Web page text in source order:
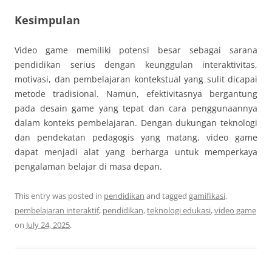
Kesimpulan
Video game memiliki potensi besar sebagai sarana
pendidikan serius dengan keunggulan interaktivitas,
motivasi, dan pembelajaran kontekstual yang sulit dicapai
metode tradisional. Namun, efektivitasnya bergantung
pada desain game yang tepat dan cara penggunaannya
dalam konteks pembelajaran. Dengan dukungan teknologi
dan pendekatan pedagogis yang matang, video game
dapat menjadi alat yang berharga untuk memperkaya
pengalaman belajar di masa depan.
This entry was posted in pendidikan and tagged gamifikasi,
pembelajaran interaktif, pendidikan,teknologi edukasi,video game
on July 24, 2025.